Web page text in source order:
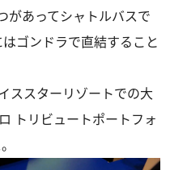
があってシャトルバスで
ゴンドラで直結すること
ススターリゾートでの大
トリビュートポートフォ